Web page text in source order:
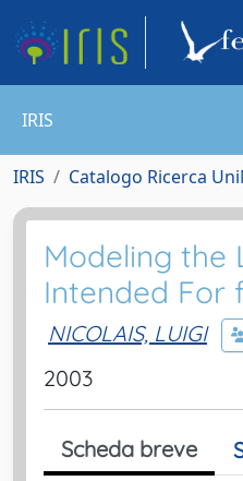
IRIS
IRIS Catalogo Ricerca
Modeling the
Intended For
NICOLAIS, LUIGI
2003
Scheda breve